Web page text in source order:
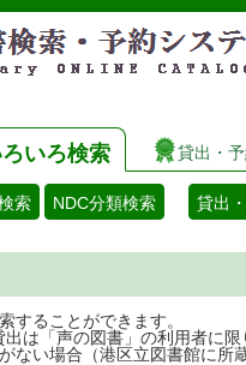
いろ検索 貸出・
索 NDC分類検索 貸出
することができます。
は「声の図書」の利用者に限
ない場合（港区立図書館に所